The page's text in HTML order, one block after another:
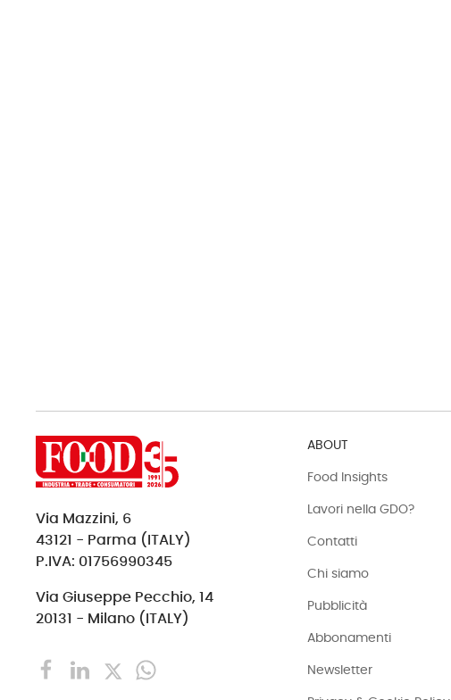
Via Mazzini, 6
43121 - Parma (ITALY)
P.IVA: 01756990345
Via Giuseppe Pecchio, 14
20131 - Milano (ITALY)
ABOUT
Food Insights
Lavori nella GDO?
Contatti
Chi siamo
Pubblicità
Abbonamenti
Newsletter